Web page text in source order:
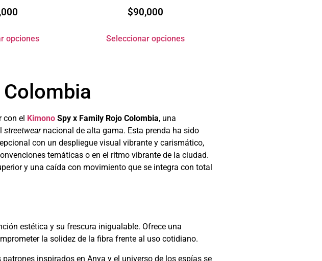
opciones
$90,000
Seleccionar opciones
con el Kimono Spy x Family Rojo Colombia, una
streetwearnacional de alta gama. Esta prenda ha sido
con un despliegue visual vibrante y carismático,
temáticas o en el ritmo vibrante de la ciudad.
y una caída con movimiento que se integra con total
estética y su frescura inigualable. Ofrece una
la solidez de la fibra frente al uso cotidiano.
inspirados en Anya y el universo de los espías se